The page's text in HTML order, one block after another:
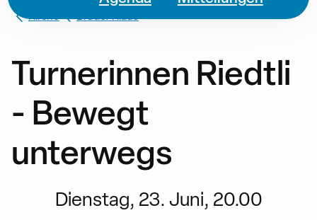
Kirche Bruder Klaus
Turnerinnen Riedtli
- Bewegt
unterwegs
Dienstag, 23. Juni, 20.00